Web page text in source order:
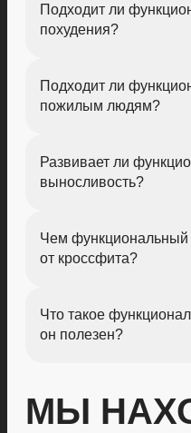
Подходит ли
похудения?
Подходит ли
пожилым людям?
Развивает ли
выносливость?
Чем функциональный
от кроссфита?
Что такое
он полезен?
МЫ